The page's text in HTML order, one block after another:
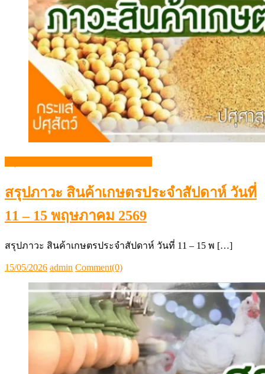
สรุปภาวะสินค้าเกษตรประจำสัปดาห์
สรุปภาวะ สินค้าเกษตรประจำสัปดาห์ วันที่
11 – 15 พฤษภาคม 2569
สรุปภาวะ สินค้าเกษตรประจำสัปดาห์ วันที่ 11 – 15 พ […]
Posted
on
15/05/2026Author
admin Comment(0)